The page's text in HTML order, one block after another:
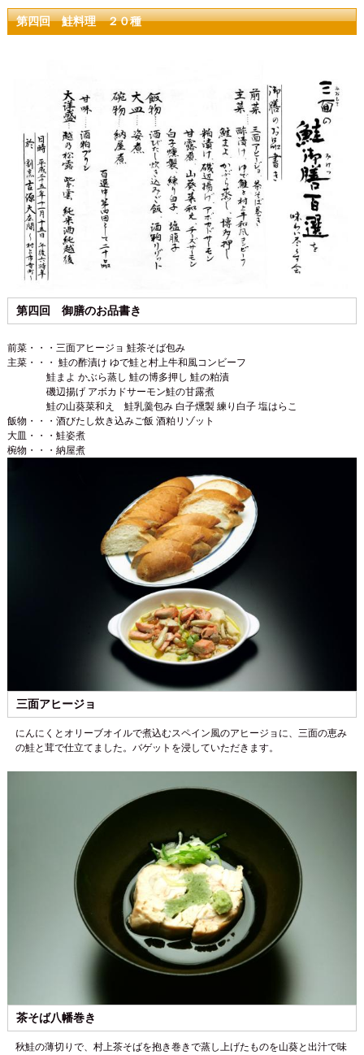
第四回 鮭料理 ２０種
第四回 御膳のお品書き
前菜・・・三面アヒージョ 鮭茶そば包み
主菜・・・ 鮭の酢漬け ゆで鮭と村上牛和風コンビーフ
鮭まよ かぶら蒸し 鮭の博多押し 鮭の粕漬
磯辺揚げ アボカドサーモン鮭の甘露煮
鮭の山葵菜和え 鮭乳羹包み 白子燻製 練り白子 塩はらこ
飯物・・・酒びたし炊き込みご飯 酒粕リゾット
大皿・・・鮭姿煮
椀物・・・納屋煮
三面アヒージョ
にんにくとオリーブオイルで煮込むスペイン風のアヒージョに、三面の恵み
の鮭と茸で仕立てました。バゲットを浸していただきます。
茶そば八幡巻き
秋鮭の薄切りで、村上茶そばを抱き巻きで蒸し上げたものを山葵と出汁で味